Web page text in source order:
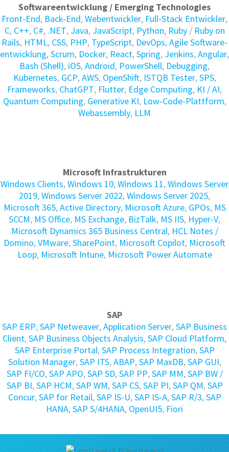
Softwareentwicklung / Emerging Technologies
Front-End, Back-End, Webentwickler, Full-Stack Entwickler,
C, C++, C#, .NET, Java, JavaScript, Python, Ruby/ Ruby on
Rails, HTML, CSS, PHP, TypeScript, DevOps, Agile Soft­ware­
ent­wick­lung, Scrum, Docker, React, Spring, Jenkins, Angular,
Bash (Shell), iOS, Android, PowerShell, Debugging,
Kubernetes, GCP, AWS, OpenShift, ISTQB Tester, SPS,
Frameworks, ChatGPT, Flutter, Edge Computing, KI / AI,
Quantum Computing, Generative KI, Low-Code-Plattform,
Webassembly, LLM
Microsoft Infrastrukturen
Windows Clients, Windows 10, Windows 11, Windows Server
2019, Windows Server 2022, Windows Server 2025,
Microsoft 365, Active Directory, Microsoft Azure, GPOs, MS
SCCM, MS Office, MS Exchange, BizTalk, MS IIS, Hyper-V,
Microsoft Dynamics 365 Business Central, HCL Notes /
Domino, VMware, SharePoint, Microsoft Copilot, Microsoft
Loop, Microsoft Intune, Microsoft Power Automate
SAP
SAP ERP, SAP Netweaver, Application Server, SAP Business
Client, SAP Business Objects Analysis, SAP Cloud Platform,
SAP Enterprise Portal, SAP Process Integration, SAP
Solution Manager, SAP ITS, ABAP, SAP MaxDB, SAP GUI,
SAP FI/CO, SAP APO, SAP SD, SAP PP, SAP MM, SAP BW /
SAP BI, SAP HCM, SAP WM, SAP CS, SAP PI, SAP QM, SAP
Concur, SAP for Retail, SAP IS-U, SAP IS-A, SAP R/3, SAP
HANA, SAP S/4HANA, OpenUI5, Fiori